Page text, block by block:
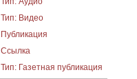
Тип: Видео
Публикация
Ссылка
Тип: Газетная публикация